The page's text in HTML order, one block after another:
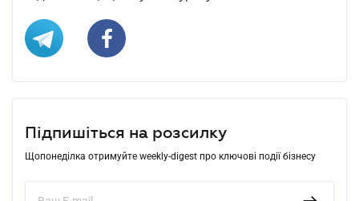
Підпишіться на розсилку
Щопонеділка отримуйте weekly-digest про ключові події бізнесу